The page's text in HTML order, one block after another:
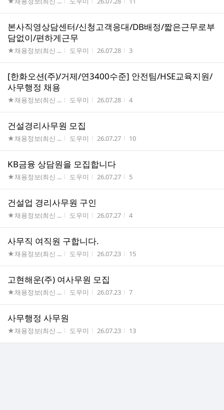
본사직영상담센터/신청고객응대/DB배정/짧은근무로부
담없이/편하게근무
게시판명
★채용정보(최신 ... 작성자
도우미 작성시간
26.07.28 조회수
3
[한화오션(주)/거제/연3400수준] 안전팀/HSE교육지원/
사무행정 채용
게시판명
★채용정보(최신 ... 작성자
도우미 작성시간
26.07.28 조회수
4
건설경리사무원 모집
게시판명
★채용정보(최신 ... 작성자
도우미 작성시간
26.07.27 조회수
10
KB금융 상담원을 모집합니다
게시판명
★채용정보(최신 ... 작성자
도우미 작성시간
26.07.27 조회수
5
건설업 경리사무원 구인
게시판명
★채용정보(최신 ... 작성자
도우미 작성시간
26.07.27 조회수
4
사무직 여직원 구합니다.
게시판명
★채용정보(최신 ... 작성자
도우미 작성시간
26.07.23 조회수
15
고현해운(주) 여사무원 모집
게시판명
★채용정보(최신 ... 작성자
도우미 작성시간
26.07.23 조회수
7
사무행정 사무원
게시판명
★채용정보(최신 ... 작성자
도우미 작성시간
26.07.23 조회수
13